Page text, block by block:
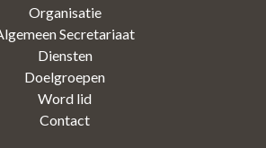
Organisatie
Secretariaat
Diensten
Doelgroepen
Word lid
Contact